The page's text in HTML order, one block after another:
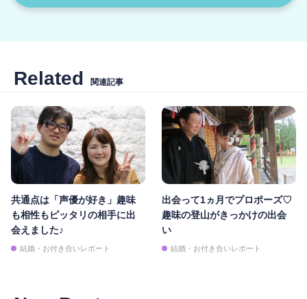
Related 関連記事
共通点は「声優が好き」趣味
も相性もピッタリの相手に出
会えました♪
結婚・お付き合いレポート
出会って1ヵ月でプロポーズ♡
趣味の登山がきっかけの出会
い
結婚・お付き合いレポート